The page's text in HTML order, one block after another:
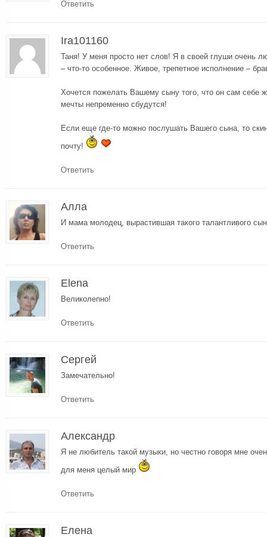
Ответить
Ira101160
Таня! У меня просто нет слов! Я в своей глуши очень
– что-то особенное. Живое, трепетное исполнение –
Хочется пожелать Вашему сыну того, что он сам себе
мечты непременно сбудутся!
Если еще где-то можно послушать Вашего сына, то
почту!
Ответить
Алла
И мама молодец, вырастившая такого талантливого
Ответить
Elena
Великолепно!
Ответить
Сергей
Замечательно!
Ответить
Александр
Я не любитель такой музыки, но честно говоря мне
для меня целый мир
Ответить
Елена